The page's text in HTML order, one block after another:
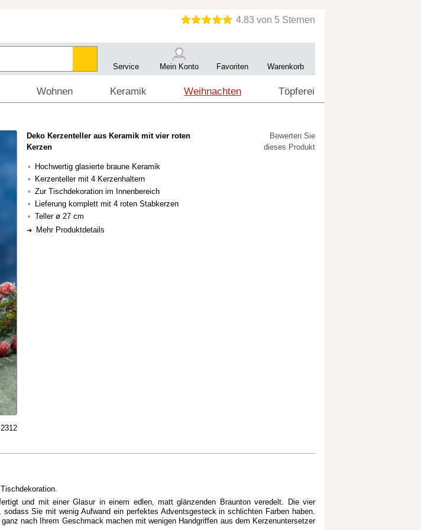
Service Mein Konto Favoriten Warenkorb
Wohnen Keramik Weihnachten Töpferei
Deko Kerzenteller aus Keramik mit vier roten
Kerzen
Hochwertig glasierte braune Keramik
Kerzenteller mit 4 Kerzenhaltern
Zur Tischdekoration im Innenbereich
Lieferung komplett mit 4 roten Stabkerzen
Teller ø 27 cm
Mehr Produktdetails
Bewerten Sie
dieses Produkt
und mit einer Glasur in einem edlen, matt glänzenden Braunton veredelt. Die vier
Sie mit wenig Aufwand ein perfektes Adventsgesteck in schlichten Farben haben.
nach Ihrem Geschmack machen mit wenigen Handgriffen aus dem Kerzenuntersetzer